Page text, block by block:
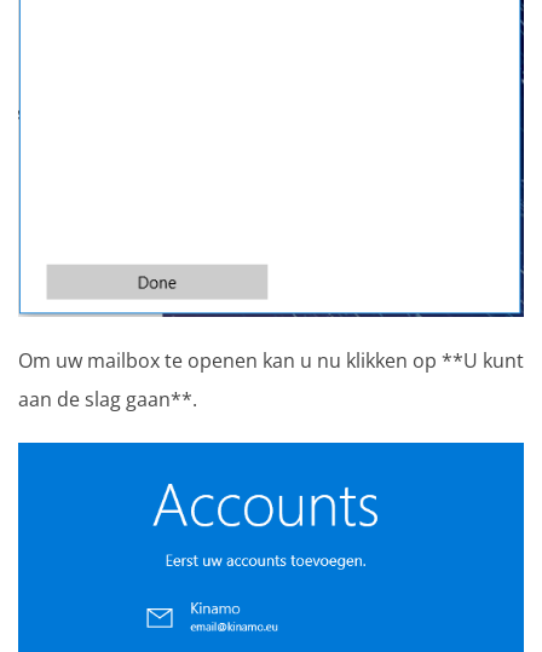
Om uw mailbox te openen kan u nu klikken op **U kunt
aan de slag gaan**.